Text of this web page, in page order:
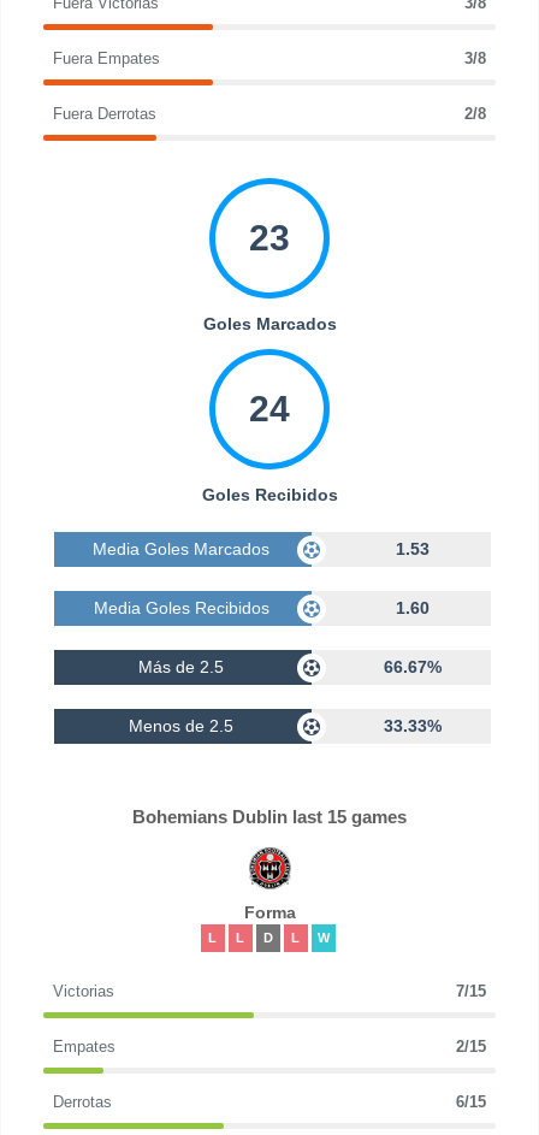
Fuera Victorias 3/8
Fuera Empates 3/8
Fuera Derrotas 2/8
23
Goles Marcados
24
Goles Recibidos
Media Goles Marcados 1.53
Media Goles Recibidos 1.60
Más de 2.5 66.67%
Menos de 2.5 33.33%
Bohemians Dublin last 15 games
Forma
L L D L W
Victorias 7/15
Empates 2/15
Derrotas 6/15